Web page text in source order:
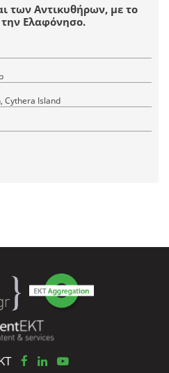
των Αντικυθήρων, με το
Ελαφόνησο.
Cythera Island